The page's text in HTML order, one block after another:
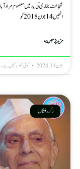
شجاعت بخاری کی یاد میں معصوم
انھیں 14جون 2018کو
مزید پڑھیں »
جون 14, 2024 کوئی تبصرہ نہیں ہے۔
ذکر رفتگاں